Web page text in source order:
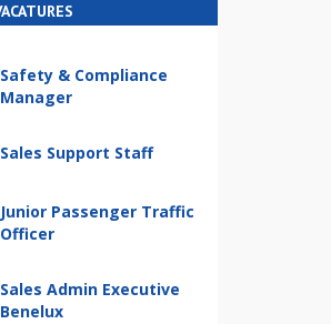
Safety & Compliance
Manager
Sales Support Staff
Junior Passenger Traffic
Officer
Sales Admin Executive
Benelux